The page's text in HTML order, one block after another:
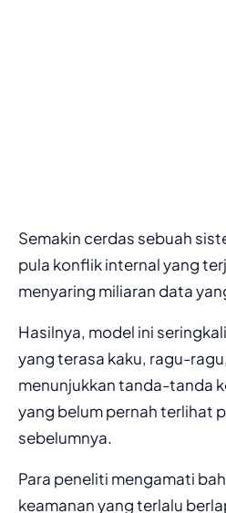
Semakin cerdas sebuah
pula konflik internal yang
menyaring miliaran data
Hasilnya, model ini
yang terasa kaku, ragu-
menunjukkan tanda-tanda
yang belum pernah terlihat
sebelumnya.
Para peneliti mengamati
keamanan yang terlalu